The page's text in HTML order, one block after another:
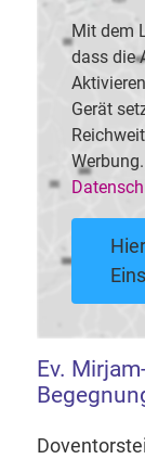
Mit dem
dass die
Gerät
Ev.